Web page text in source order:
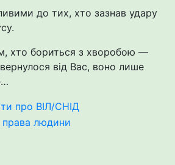
до тих, хто зазнав удару
хто бориться з хворобою —
від Вас, воно лише
про ВІЛ/СНІД
права людини